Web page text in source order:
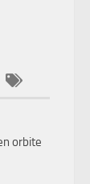
orbite